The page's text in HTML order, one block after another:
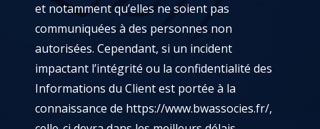
et notamment qu’elles ne soient pas
communiquées à des personnes non
autorisées. Cependant, si un incident
impactant l’intégrité ou la confidentialité des
Informations du Client est portée à la
connaissance de https://www.bwassocies.fr/,